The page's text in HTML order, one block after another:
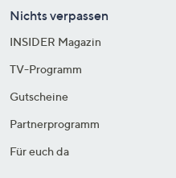
Nichts verpassen
INSIDER Magazin
TV-Programm
Gutscheine
Partnerprogramm
Für euch da